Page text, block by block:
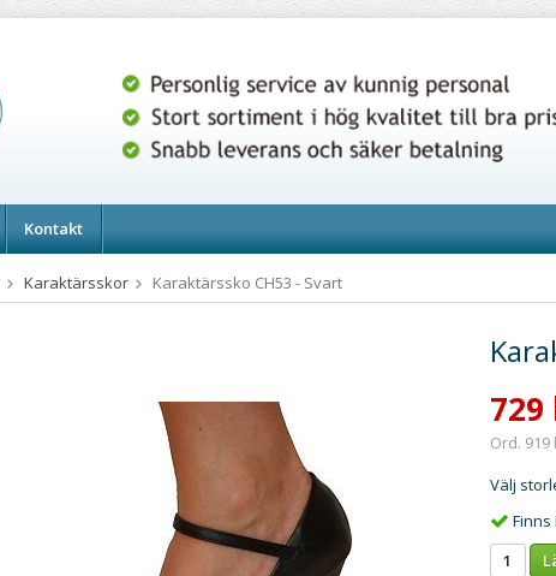
Kontakt
Karaktärsskor Karaktärssko CH53 - Svart
Ord. 919
Välj
Finns